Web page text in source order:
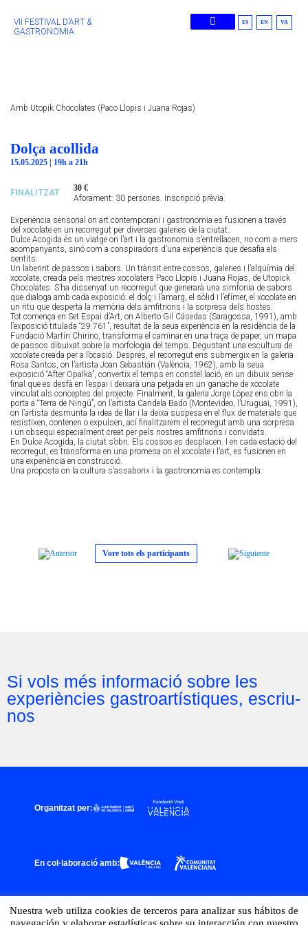
VII FESTIVAL D’ART &
GASTRONOMIA
ES EN VA
Amb Utopik Chocolates (Paco Llopis i Juana Rojas)
Dolça acollida
15.05.2025 | 19h a 21h
FINALITZAT
30 €
Aforament: 30 persones. Inscripció prèvia.
Experiència sensorial on art contemporani i gastronomia es fusionen a través
del xocolate en un recorregut per diverses galeries de la ciutat.
Dulce Acogida és un viatge on l’art i la gastronomia s’entrellacen, no com a mers
acompanyants, sinó com a conspiradors d’una experiència que desafia els
sentits.
Un laberint de passos i sabors. Un trànsit entre cossos, galeries i l’alquímia del
xocolate, creada pels mestres xocolaters Paco Llopis i Juana Rojas, de Utopick
Chocolates. S’ha dissenyat un recorregut que generarà una simfonia de sabors
que dialoga amb cada exposició: el dolç i l’amarg, el sòlid i l’efímer, el xocolate en
un ritu que desperta la memòria dels amfitrions i la sorpresa dels hostes.
Tot comença en Set Espai d’Art, on Alberto Gil Cásedas (Saragossa, 1991), amb
l’exposició titulada “29.761”, resultat de la seua experiència en la residència de la
Fundació Martín Chirino, transforma el caminar en una traça de paper, un mapa
de passos dibuixat sobre la morfologia del temps. Degustant una escultura de
xocolate creada per a l’ocasió. Després, el recorregut ens submergix en la galeria
Rosa Santos, on l’artista Joan Sebastián (València, 1962), amb la seua
exposició “After Opalka”, convertix el temps en constel·lació, en un dibuix sense
final que es desfà en l’espai i deixarà una petjada en un ganache de xocolate
vinculat als conceptes del projecte. Finalment, la galeria Jorge López ens obri la
porta a “Terra de Ningú”, on l’artista Candela Bado (Montevideo, l’Uruguai, 1991),
on l’artista desmunta la idea de llar i la deixa suspesa en el flux de materials que
resistixen, contenen o expulsen, ací finalitzarem el recorregut amb una sorpresa
i un obsequi especialment creat per pels nostres amfitrions i convidats.
En Dulce Acogida, la ciutat s’obri. Els cossos es desplacen. I en cada estació del
recorregut, es transforma en una promesa on el xocolate i l’art, es fusionen en
una experiència en construcció.
Una proposta on la cultura s’assaborix i la gastronomia es contempla.
Vore tots els participants
Si vols més informació sobre les
experiències gastroartístiques, escriu-
nos
Organitzat per:
En col·laboració amb:
Nuestra web utiliza cookies de terceros para analizar sus hábitos de